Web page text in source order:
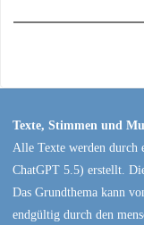
Texte, Stimmen und
Alle Texte werden durch
ChatGPT 5.5) erstellt.
Das Grundthema kann
endgültig durch den